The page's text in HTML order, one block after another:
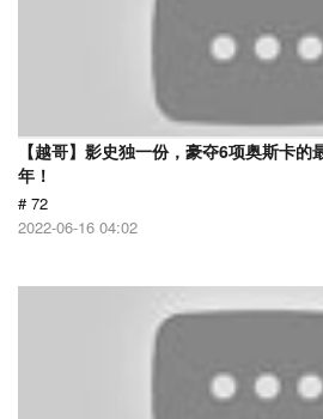
【越哥】影史独一份，豪夺6项奥斯卡
年！
# 72
2022-06-16 04:02